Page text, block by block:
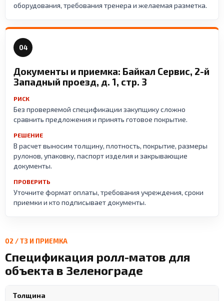
оборудования, требования тренера и желаемая разметка.
04
Документы и приемка: Байкал Сервис, 2-й
Западный проезд, д. 1, стр. 3
РИСК
Без проверяемой спецификации закупщику сложно
сравнить предложения и принять готовое покрытие.
РЕШЕНИЕ
В расчет выносим толщину, плотность, покрытие, размеры
рулонов, упаковку, паспорт изделия и закрывающие
документы.
ПРОВЕРИТЬ
Уточните формат оплаты, требования учреждения, сроки
приемки и кто подписывает документы.
02 / ТЗ И ПРИЕМКА
Спецификация ролл-матов для
объекта в Зеленограде
Толщина